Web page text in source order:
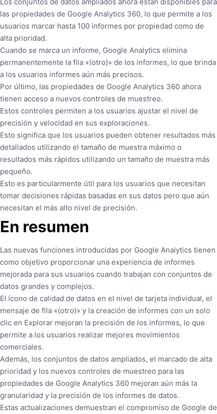
las propiedades de Google Analytics 360, lo que permite a los
usuarios marcar hasta 100 informes por propiedad como de
alta prioridad.
Cuando se marca un informe, Google Analytics elimina
permanentemente la fila «(otro)» de los informes, lo que brinda
a los usuarios informes aún más precisos.
Por último, las propiedades de Google Analytics 360 ahora
tienen acceso a nuevos controles de muestreo.
Estos controles permiten a los usuarios ajustar el nivel de
precisión y velocidad en sus exploraciones.
Esto significa que los usuarios pueden obtener resultados más
detallados utilizando el tamaño de muestra máximo o
resultados más rápidos utilizando un tamaño de muestra más
pequeño.
Esto es particularmente útil para los usuarios que necesitan
tomar decisiones rápidas basadas en sus datos pero que aún
necesitan el más alto nivel de precisión.
En resumen
Las nuevas funciones introducidas por Google Analytics tienen
como objetivo proporcionar una experiencia de informes
mejorada para sus usuarios cuando trabajan con conjuntos de
datos grandes y complejos.
El ícono de calidad de datos en el nivel de tarjeta individual, el
mensaje de fila «(otro)» y la creación de informes con un solo
clic en Explorar mejoran la precisión de los informes, lo que
permite a los usuarios realizar mejores movimientos
comerciales.
Además, los conjuntos de datos ampliados, el marcado de alta
prioridad y los nuevos controles de muestreo para las
propiedades de Google Analytics 360 mejoran aún más la
granularidad y la precisión de los informes de datos.
Estas actualizaciones demuestran el compromiso de Google de